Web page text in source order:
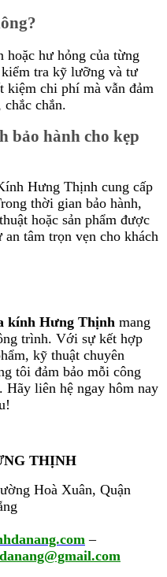
hoặc hư hỏng của từng
tra kỹ lưỡng và tư
kiệm chi phí mà vẫn đảm
chắn.
bảo hành cho kẹp
Hưng Thịnh cung cấp
thời gian bảo hành,
hoặc sản phẩm được
tâm trọn vẹn cho khách
kính Hưng Thịnh mang
trình. Với sự kết hợp
kỹ thuật chuyên
tôi đảm bảo mỗi công
Hãy liên hệ ngay hôm nay
THỊNH
Hoà Xuân, Quận
–